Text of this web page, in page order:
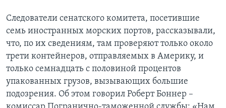
Следователи сенатского комитета, посетившие
семь иностранных морских портов, рассказывали,
что, по их сведениям, там проверяют только около
трети контейнеров, отправляемых в Америку, и
только семнадцать с половиной процентов
упакованных грузов, вызывающих большие
подозрения. Об этом говорил Роберт Боннер –